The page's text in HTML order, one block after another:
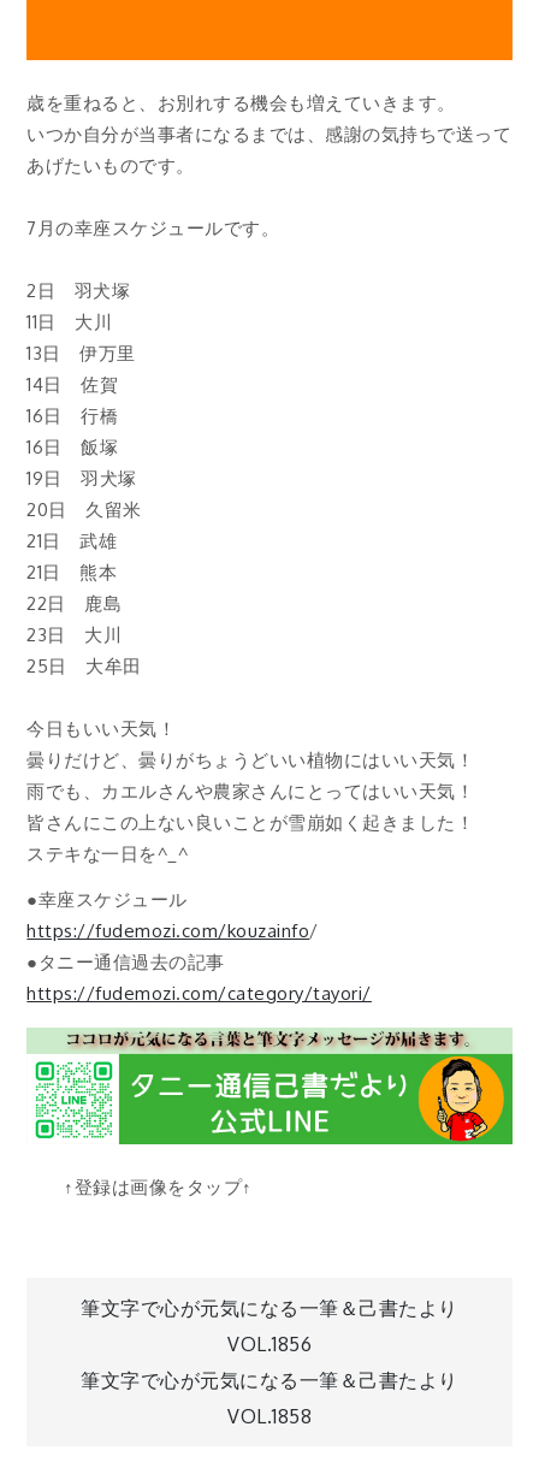
歳を重ねると、お別れする機会も増えていきます。
いつか自分が当事者になるまでは、感謝の気持ちで送って
あげたいものです。
7月の幸座スケジュールです。
2日 羽犬塚
11日 大川
13日 伊万里
14日 佐賀
16日 行橋
16日 飯塚
19日 羽犬塚
20日 久留米
21日 武雄
21日 熊本
22日 鹿島
23日 大川
25日 大牟田
今日もいい天気！
曇りだけど、曇りがちょうどいい植物にはいい天気！
雨でも、カエルさんや農家さんにとってはいい天気！
皆さんにこの上ない良いことが雪崩如く起きました！
ステキな一日を^_^
●幸座スケジュール
https://fudemozi.com/kouzainfo/
●タニー通信過去の記事
https://fudemozi.com/category/tayori/
↑登録は画像をタップ↑
投
稿
筆文字で心が元気になる一筆＆己書たより
VOL.1856
筆文字で心が元気になる一筆＆己書たより
VOL.1858